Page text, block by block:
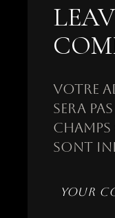
Votre
sera
sont